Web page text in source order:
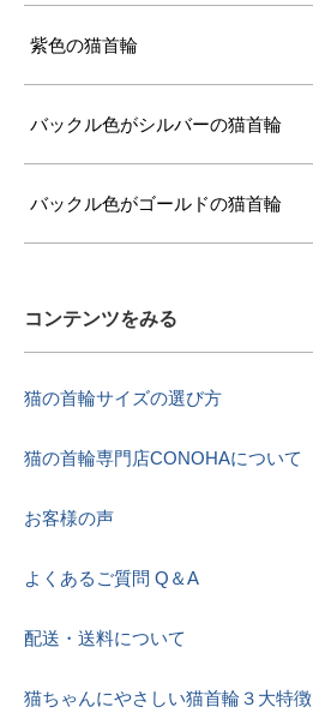
紫色の猫首輪
バックル色がシルバーの猫首輪
バックル色がゴールドの猫首輪
コンテンツをみる
猫の首輪サイズの選び方
猫の首輪専門店CONOHAについて
お客様の声
よくあるご質問 Q＆A
配送・送料について
猫ちゃんにやさしい猫首輪３大特徴